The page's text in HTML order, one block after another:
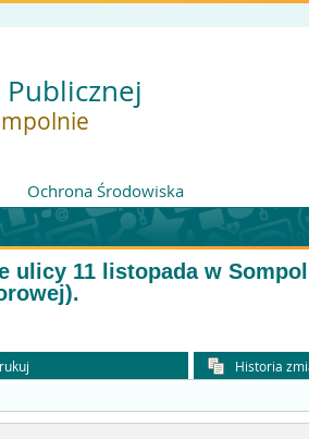
Ochrona Środowiska
ulicy 11 listopada w
Historia